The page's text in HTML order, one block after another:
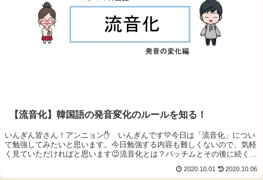
【流音化】韓国語の発音変化のルールを知る！
いんぎん皆さん！アンニョン✋ いんぎんです💛今日は「流音化」につい
て勉強してみたいと思います。今日勉強する内容も難しくないので、気軽
く見ていただければと思います😉流音化とは？パッチムとその後に続く子
2020.10.01 2020.10.06